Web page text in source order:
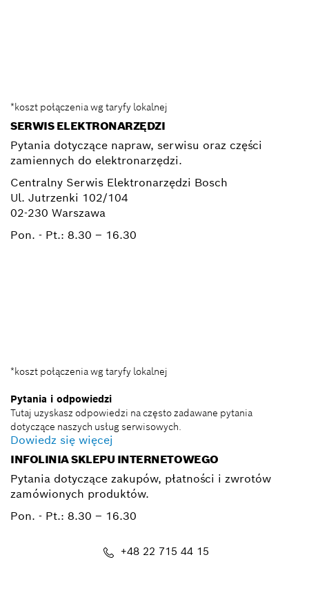
*koszt połączenia wg taryfy lokalnej
SERWIS ELEKTRONARZĘDZI
Pytania dotyczące napraw, serwisu oraz części
zamiennych do elektronarzędzi.
Centralny Serwis Elektronarzędzi Bosch
Ul. Jutrzenki 102/104
02-230 Warszawa
Pon. - Pt.: 8.30 – 16.30
*koszt połączenia wg taryfy lokalnej
Pytania i odpowiedzi
Tutaj uzyskasz odpowiedzi na często zadawane pytania
dotyczące naszych usług serwisowych.
Dowiedz się więcej
INFOLINIA SKLEPU INTERNETOWEGO
Pytania dotyczące zakupów, płatności i zwrotów
zamówionych produktów.
Pon. - Pt.: 8.30 – 16.30
+48 22 715 44 15